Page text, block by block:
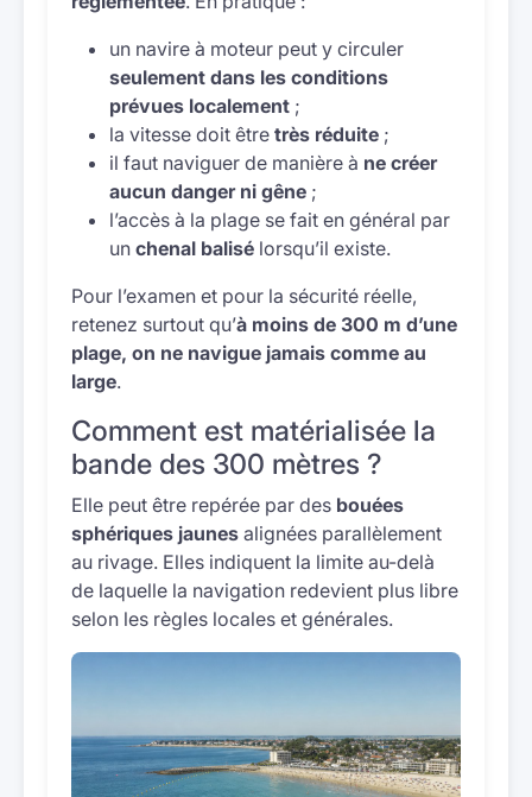
un navire à moteur peut y circuler
seulement dans les conditions
prévues localement ;
la vitesse doit être très réduite ;
il faut naviguer de manière à ne créer
aucun danger ni gêne ;
l’accès à la plage se fait en général par
un chenal balisé lorsqu’il existe.
Pour l’examen et pour la sécurité réelle,
retenez surtout qu’à moins de 300 m d’une
plage, on ne navigue jamais comme au
large.
Comment est matérialisée la
bande des 300 mètres ?
Elle peut être repérée par des bouées
sphériques jaunes alignées parallèlement
au rivage. Elles indiquent la limite au-delà
de laquelle la navigation redevient plus libre
selon les règles locales et générales.